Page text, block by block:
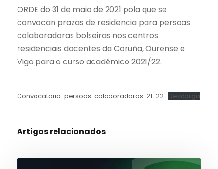
ORDE do 31 de maio de 2021 pola que se
convocan prazas de residencia para persoas
colaboradoras bolseiras nos centros
residenciais docentes da Coruña, Ourense e
Vigo para o curso académico 2021/22.
Convocatoria-persoas-colaboradoras-21-22 Descarga
Artigos relacionados